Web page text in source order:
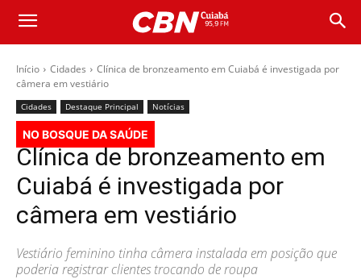
Início Cidades
Clínica de bronzeamento em Cuiabá é investigada por
câmera em vestiário
Cidades Destaque Principal Notícias
NO BOSQUE DA SAÚDE
Clínica de bronzeamento em
Cuiabá é investigada por
câmera em vestiário
Vestiário feminino tinha câmera instalada em posição que
poderia registrar clientes trocando de roupa